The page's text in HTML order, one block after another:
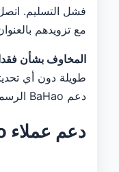
مع تزويدهم
المخاوف بشأن
طويلة دون أي
دعم BaHao الرسمية.
دعم عملاء BaHao